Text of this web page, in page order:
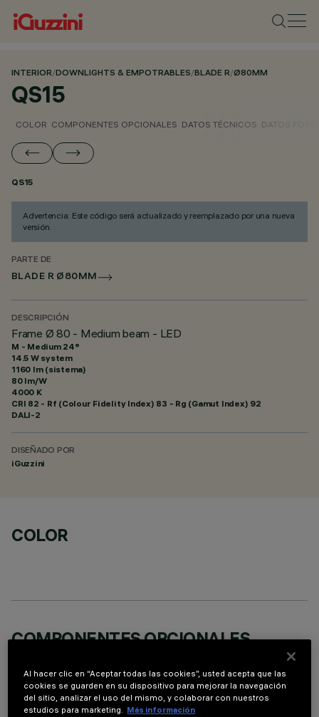
INTERIOR/DOWNLIGHTS & EMPOTRABLES/BLADE R/Ø80MM
QS15
COLOR COMPONENTES OPCIONALES DATOS TÉCNICOS DATOS
QS15
Advertencia: Este código será actualizado y reemplazado por una nueva
versión.
PARTE DE
BLADE R Ø80MM
DESCRIPCIÓN
Frame Ø 80 - Medium beam - LED
M - Medium 24°
14.5 W system
1160 lm (sistema)
80 lm/W
4000 K
CRI 82 - Rf (Colour Fidelity Index) 83 - Rg (Gamut Index) 92
DALI-2
DISEÑADO POR
iGuzzini
COLOR
COMPONENTES OPCIONALES
Al hacer clic en “Aceptar todas las cookies”, usted acepta que las
cookies se guarden en su dispositivo para mejorar la navegación
del sitio, analizar el uso del mismo, y colaborar con nuestros
estudios para marketing. Más información